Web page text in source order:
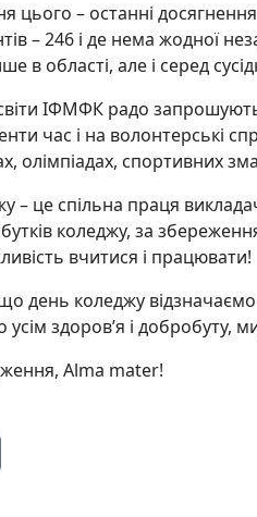
цього – останні
– 246 і де нема жодної
в області, але і серед
ІФМФК радо
час і на волонтерські
олімпіадах, спортивних
– це спільна праця
коледжу, за
вчитися і працювати!
день коледжу
здоров’я і добробуту,
Alma mater!
Засідання адмінради